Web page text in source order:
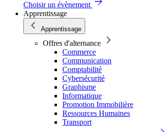
Choisir un évènement
Apprentissage
Apprentissage
Offres d'alternance
Commerce
Communication
Comptabilité
Cybersécurité
Graphisme
Informatique
Promotion Immobilière
Ressources Humaines
Transport